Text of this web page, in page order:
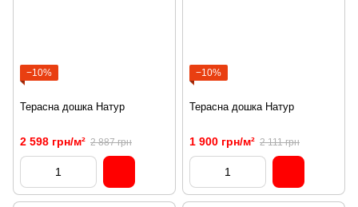
−10%
Терасна дошка Натур
2 598 грн/м² 2 887 грн
−10%
Терасна дошка Натур
1 900 грн/м² 2 111 грн